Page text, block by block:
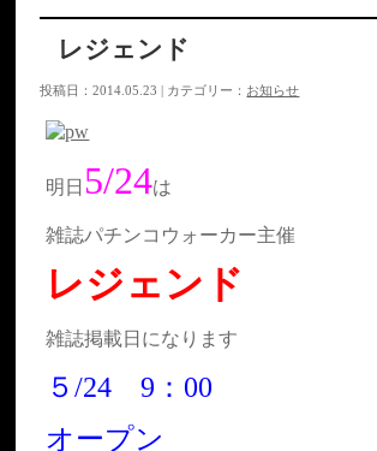
レジェンド
投稿日：2014.05.23 | カテゴリー： お知らせ
明日 5/24は
雑誌パチンコウォーカー主催
レジェンド
雑誌掲載日になります
５/24 9：00
オープン